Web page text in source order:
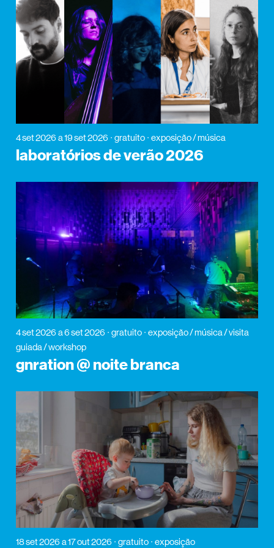
4 set 2026 a 19 set 2026 gratuito exposição / música
laboratórios de verão 2026
4 set 2026 a 6 set 2026 gratuito
exposição / música / visita
guiada / workshop
gnration @ noite branca
18 set 2026 a 17 out 2026 gratuito exposição